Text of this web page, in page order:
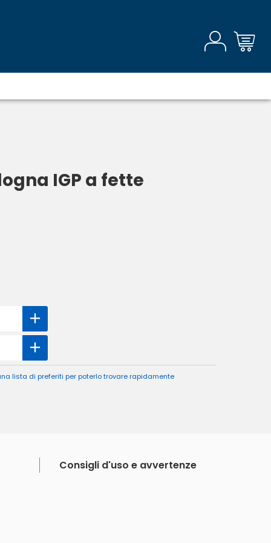
IGP a fette
lista di preferiti per poterlo trovare rapidamente
Consigli d'uso e avvertenze